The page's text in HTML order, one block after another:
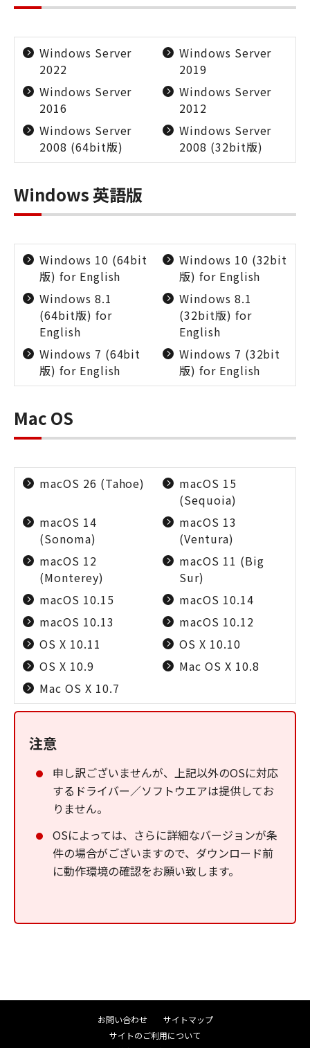
Windows Server
2022
Windows Server
2019
Windows Server
2016
Windows Server
2012
Windows Server
2008 (64bit版)
Windows Server
2008 (32bit版)
Windows 英語版
Windows 10 (64bit
版) for English
Windows 10 (32bit
版) for English
Windows 8.1
(64bit版) for
English
Windows 8.1
(32bit版) for
English
Windows 7 (64bit
版) for English
Windows 7 (32bit
版) for English
Mac OS
macOS 26 (Tahoe)
macOS 15
(Sequoia)
macOS 14
(Sonoma)
macOS 13
(Ventura)
macOS 12
(Monterey)
macOS 11 (Big
Sur)
macOS 10.15
macOS 10.14
macOS 10.13
macOS 10.12
OS X 10.11
OS X 10.10
OS X 10.9
Mac OS X 10.8
Mac OS X 10.7
注意
申し訳ございませんが、上記以外のOSに対応
するドライバー／ソフトウエアは提供してお
りません。
OSによっては、さらに詳細なバージョンが条
件の場合がございますので、ダウンロード前
に動作環境の確認をお願い致します。
お問い合わせ
サイトマップ
サイトのご利用について